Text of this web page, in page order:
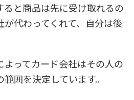
ると商品は先に受け取れるの
代わってくれて、自分は後
ってカード会社はその人の
囲を決定しています。